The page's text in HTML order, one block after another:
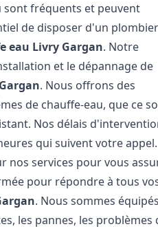
sont fréquents et peuvent
de disposer d'un plombier
eau Livry Gargan. Notre
et le dépannage de
. Nous offrons des
de chauffe-eau, que ce
Nos délais
qui suivent votre appel.
nos services pour vous
pour répondre à tous
. Nous sommes équipés
les pannes, les problèmes